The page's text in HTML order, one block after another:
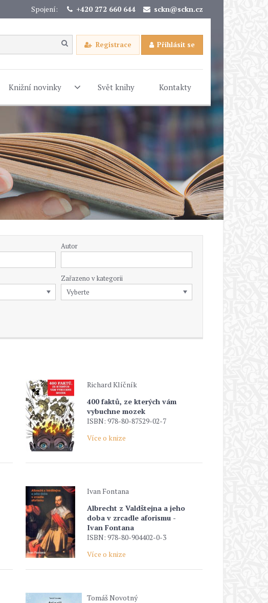
Spojení: +420 272 660 644 sckn@sckn.cz
Registrace Přihlásit se
Knižní novinky Svět knihy Kontakty
Autor
Zařazeno v kategorii
Richard Klíčník
400 faktů, ze kterých vám
vybuchne mozek
ISBN: 978-80-87529-02-7
Více o knize
Ivan Fontana
Albrecht z Valdštejna a jeho
doba v zrcadle aforismu -
Ivan Fontana
ISBN: 978-80-904402-0-3
Více o knize
Tomáš Novotný